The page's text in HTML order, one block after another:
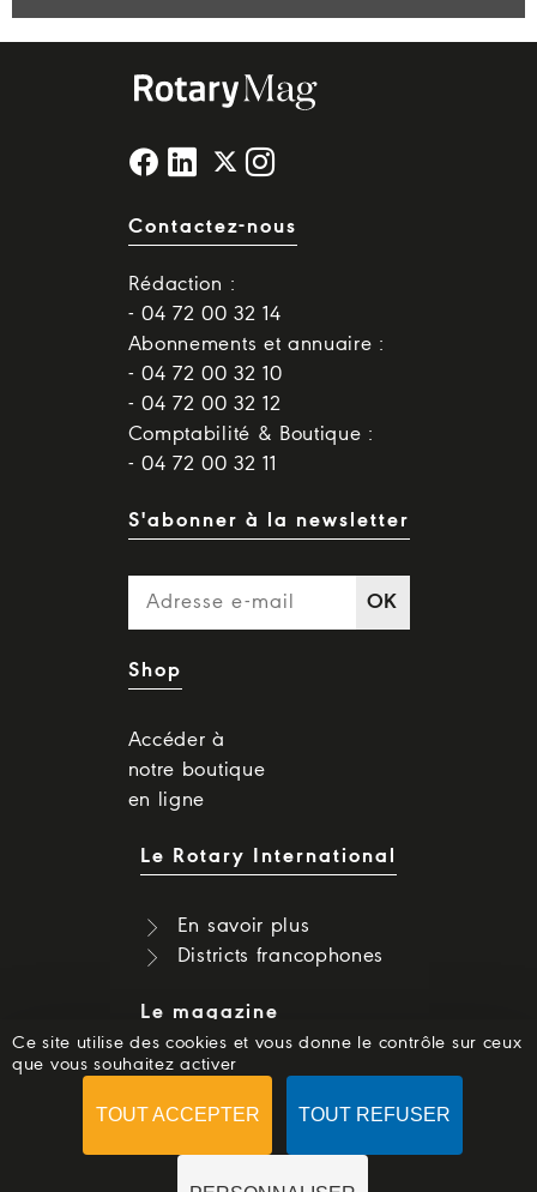
Contactez-nous
Rédaction :
- 04 72 00 32 14
Abonnements et annuaire :
- 04 72 00 32 10
- 04 72 00 32 12
Comptabilité & Boutique :
- 04 72 00 32 11
S'abonner à la newsletter
OK
Shop
Accéder à
notre boutique
en ligne
Le Rotary International
En savoir plus
Districts francophones
Le magazine
Dernier numéro
Numéros précédents
Ce site utilise des cookies et vous donne le contrôle sur ceux
que vous souhaitez activer
TOUT ACCEPTER TOUT REFUSER